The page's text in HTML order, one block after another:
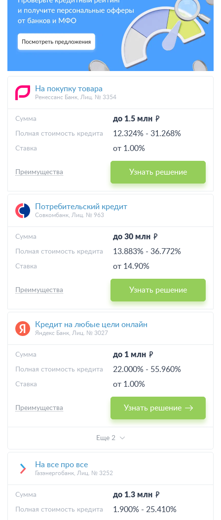
На покупку товара
Ренессанс Банк, Лиц. № 3354
до 1.5 млн
Cумма
12.324% - 31.268%
Полная стоимость кредита
от 1.00%
Ставка
Узнать решение
Преимущества
Потребительский кредит
Совкомбанк, Лиц. № 963
до 30 млн
Cумма
13.883% - 36.772%
Полная стоимость кредита
от 14.90%
Ставка
Узнать решение
Преимущества
Кредит на любые цели онлайн
Яндекс Банк, Лиц. № 3027
до 1 млн
Cумма
22.000% - 55.960%
Полная стоимость кредита
от 1.00%
Ставка
Узнать решение
Преимущества
Еще 2
На все про все
Газэнергобанк, Лиц. № 3252
до 1.3 млн
Cумма
1.900% - 25.410%
Полная стоимость кредита